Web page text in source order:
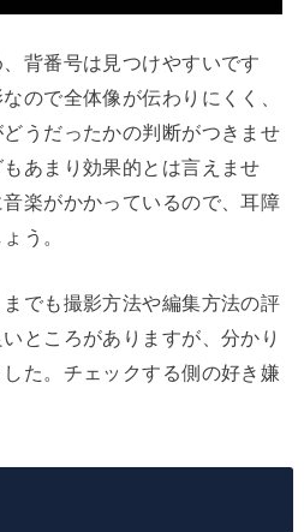
背番号は見つけやすいです
ので全体像が伝わりにくく、
うだったかの判断がつきませ
あまり効果的とは言えませ
楽がかかっているので、耳障
う。
でも撮影方法や編集方法の評
ところがありますが、分かり
た。チェックする側の好き嫌